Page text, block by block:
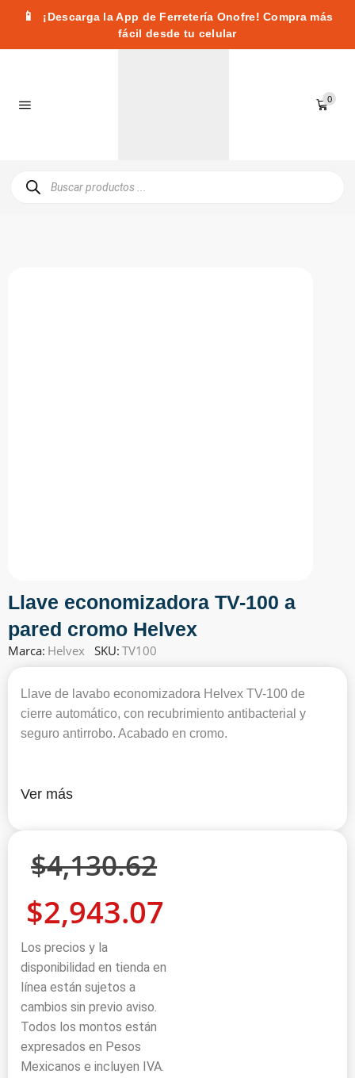
📱
¡Descarga la App de Ferretería Onofre! Compra más
fácil desde tu celular
0
Llave economizadora TV-100 a
pared cromo Helvex
Marca: Helvex SKU: TV100
Llave de lavabo economizadora Helvex TV-100 de
cierre automático, con recubrimiento antibacterial y
seguro antirrobo. Acabado en cromo.
Ver más
$4,130.62
$2,943.07
Los precios y la
disponibilidad en tienda en
línea están sujetos a
cambios sin previo aviso.
Todos los montos están
expresados en Pesos
Mexicanos e incluyen IVA.